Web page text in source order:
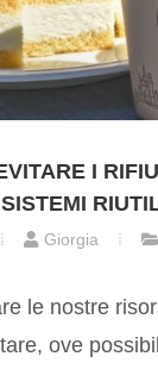
I
Giorgia
le nostre
ove